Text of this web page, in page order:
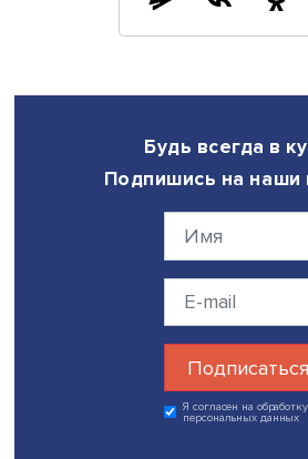
— Все мы являемся на этом
магазины и видим, что
пример — рассказ представителя
востребованных покупателями
в течение двух дней. Сейчас
семь стран. Представляете,
пришлось построить, чтобы
ассортимента, остальные
сохранить. Для них это и фактор
— Насколько важна
управления цепями поставок?